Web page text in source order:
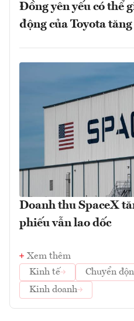
Đồng yên yếu có thể
động của Toyota
Doanh thu SpaceX
phiếu vẫn lao dốc
Xem thêm
Kinh tế
Chuyển
Kinh doanh